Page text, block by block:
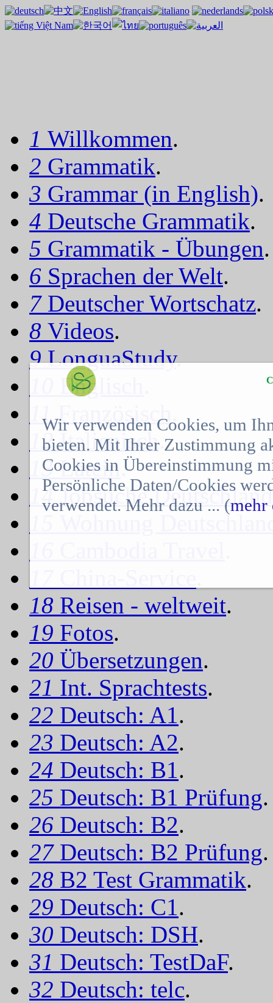
1 Willkommen.
2 Grammatik.
3 Grammar (in English).
4 Deutsche Grammatik.
5 Grammatik - Übungen.
6 Sprachen der Welt.
7 Deutscher Wortschatz.
8 Videos.
9LonguaStudy.
Englisch
11Französisch
12Italienisch.
13Latein.
14Jobsuche Deutschland
Wohnung
18 Reisen - weltweit.
19 Fotos.
20 Übersetzungen.
21 Int. Sprachtests.
22 Deutsch: A1.
23 Deutsch: A2.
24 Deutsch: B1.
25 Deutsch: B1 Prüfung.
26 Deutsch: B2.
27 Deutsch: B2 Prüfung.
28 B2 Test Grammatik.
29 Deutsch: C1.
30 Deutsch: DSH.
31 Deutsch: TestDaF.
32 Deutsch: telc.
Wir verwenden Cookies, um
bieten. Mit Ihrer Zustimmung
Cookies in Übereinstimmung
Persönliche Daten/Cookies
verwendet. Mehr dazu ... (mehr